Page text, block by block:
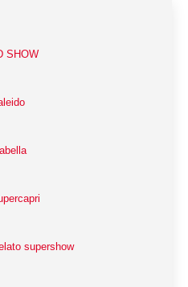
SHOW
supershow